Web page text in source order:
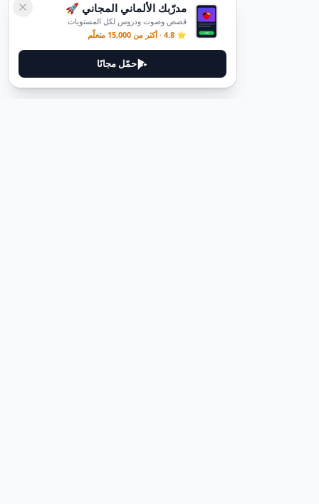
مدرّبك الألماني المجاني 🚀
قصص وصوت ودروس لكل المستويات
⭐ 4.8 · أكثر من 15,000 متعلّم
حمّل مجانًا